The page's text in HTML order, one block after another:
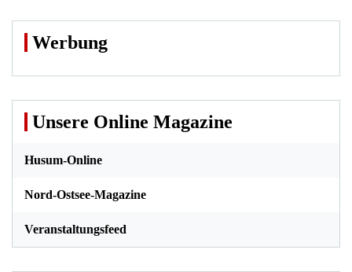
Werbung
Unsere Online Magazine
Husum-Online
Nord-Ostsee-Magazine
Veranstaltungsfeed